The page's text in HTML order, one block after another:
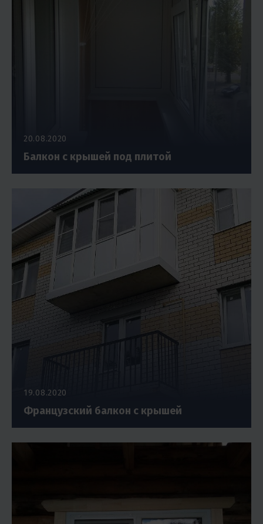
20.08.2020
Балкон с крышей под плитой
19.08.2020
Французский балкон с крышей